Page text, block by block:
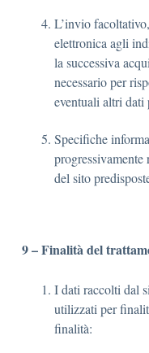
L’invio
elettronica agli
la successiva
necessario per
eventuali altri dati
Specifiche
del sito
9 – Finalità del
I dati raccolti dal
utilizzati per
finalità: